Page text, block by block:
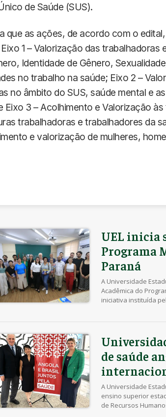
de Saúde (SUS).
que as ações, de acordo com o
1 – Valorização das trabalhadoras
Identidade de Gênero,
no trabalho na saúde; Eixo 2 –
no âmbito do SUS, saúde mental e
Eixo 3 – Acolhimento e Valorização
trabalhadoras e trabalhadores da
e valorização de mulheres,
UEL inicia
Programa
Paraná
A Universidade
Acadêmica do
iniciativa instituída
de saúde
A Universidade
ensino superior
de Recursos